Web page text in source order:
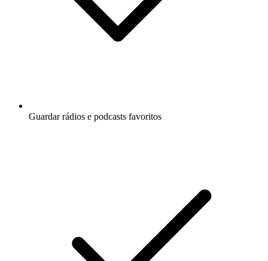
Guardar rádios e podcasts favoritos